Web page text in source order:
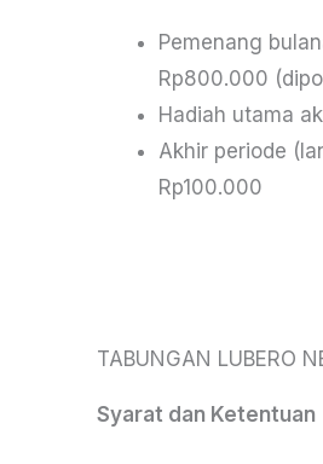
Pemenang
Rp800.000
Hadiah utama
Akhir periode
Rp100.000
TABUNGAN LUBERO
Syarat dan Ketentuan